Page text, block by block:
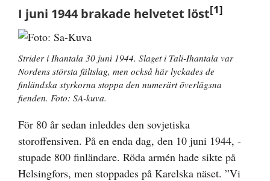
I juni 1944 brakade helvetet löst[1]
Strider i Ihantala 30 juni 1944. Slaget i Tali-Ihantala var
Nordens största fältslag, men också här lyckades de
finländska styrkorna stoppa den numerärt överlägsna
fienden. Foto: SA-kuva.
För 80 år sedan inleddes den sovjetiska
storoffensiven. På en enda dag, den 10 juni 1944, ­
stupade 800 finländare. Röda armén hade sikte på
Helsingfors, men stoppades på Karelska näset. ”Vi